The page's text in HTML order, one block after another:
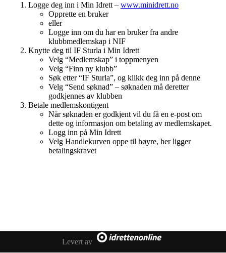
Logge deg inn i Min Idrett – www.minidrett.no
Opprette en bruker
eller
Logge inn om du har en bruker fra andre
klubbmedlemskap i NIF
Knytte deg til IF Sturla i Min Idrett
Velg “Medlemskap” i toppmenyen
Velg “Finn ny klubb”
Søk etter “IF Sturla”, og klikk deg inn på denne
Velg “Send søknad” – søknaden må deretter
godkjennes av klubben
Betale medlemskontigent
Når søknaden er godkjent vil du få en e-post om
dette og informasjon om betaling av medlemskapet.
Logg inn på Min Idrett
Velg Handlekurven oppe til høyre, her ligger
betalingskravet
Levert av